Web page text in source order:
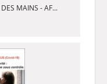
MAINS - AF...